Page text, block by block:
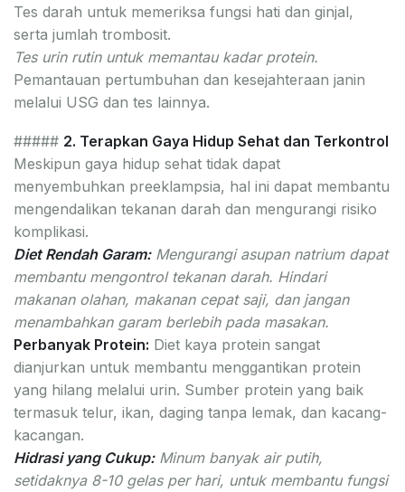
Tes darah untuk memeriksa fungsi hati dan ginjal,
serta jumlah trombosit.
Tes urin rutin untuk memantau kadar protein.
Pemantauan pertumbuhan dan kesejahteraan janin
melalui USG dan tes lainnya.
##### 2. Terapkan Gaya Hidup Sehat dan Terkontrol
Meskipun gaya hidup sehat tidak dapat
menyembuhkan preeklampsia, hal ini dapat membantu
mengendalikan tekanan darah dan mengurangi risiko
komplikasi.
Diet Rendah Garam:Mengurangi asupan natrium dapat
membantu mengontrol tekanan darah. Hindari
makanan olahan, makanan cepat saji, dan jangan
menambahkan garam berlebih pada masakan.
Perbanyak Protein: Diet kaya protein sangat
dianjurkan untuk membantu menggantikan protein
yang hilang melalui urin. Sumber protein yang baik
termasuk telur, ikan, daging tanpa lemak, dan kacang-
kacangan.
Hidrasi yang Cukup:Minum banyak air putih,
setidaknya 8-10 gelas per hari, untuk membantu fungsi